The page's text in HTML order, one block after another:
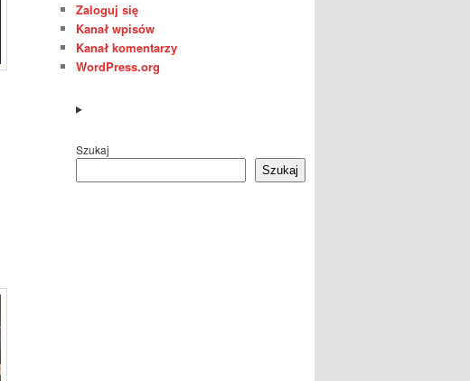
Zaloguj się
Kanał wpisów
Kanał komentarzy
WordPress.org
Szukaj
Szukaj